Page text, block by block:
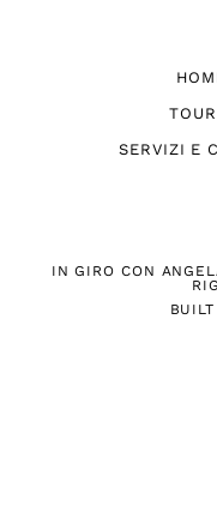
SERVIZI E
IN GIRO CON